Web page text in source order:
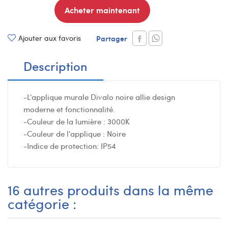
Acheter maintenant
Ajouter aux favoris Partager
Description
-L'applique murale Divalo noire allie design
moderne et fonctionnalité.
-Couleur de la lumière : 3000K
-Couleur de l'applique : Noire
-Indice de protection: IP54
16 autres produits dans la même
catégorie :